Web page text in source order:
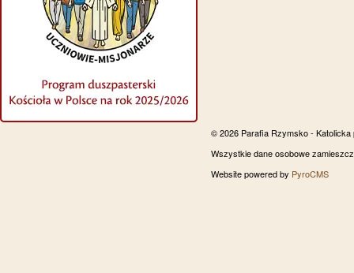
© 2026 Parafia Rzymsko -
Wszystkie dane osobowe
Website powered by PyroCMS